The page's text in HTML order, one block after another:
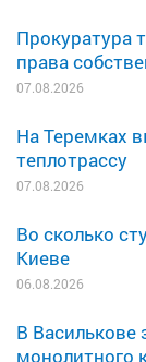
Прокуратура
права
07.08.2026
На Теремках
теплотрассу
07.08.2026
Во сколько
Киеве
06.08.2026
В
монолитного